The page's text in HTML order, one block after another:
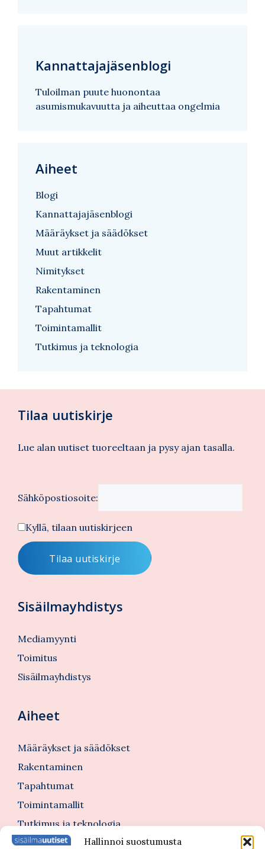
Hallinnoi suostumusta
Kannattajajäsenblogi
Tuloilman puute huonontaa
asumismukavuutta ja aiheuttaa ongelmia
Aiheet
Blogi
Kannattajajäsenblogi
Määräykset ja säädökset
Muut artikkelit
Nimitykset
Rakentaminen
Tapahtumat
Toimintamallit
Tutkimus ja teknologia
Tilaa uutiskirje
Lue alan uutiset tuoreeltaan ja pysy ajan tasalla.
Sähköpostiosoite:
Kyllä, tilaan uutiskirjeen
Sisäilmayhdistys
Mediamyynti
Toimitus
Sisäilmayhdistys
Aiheet
Määräykset ja säädökset
Rakentaminen
Tapahtumat
Toimintamallit
Tutkimus ja teknologia